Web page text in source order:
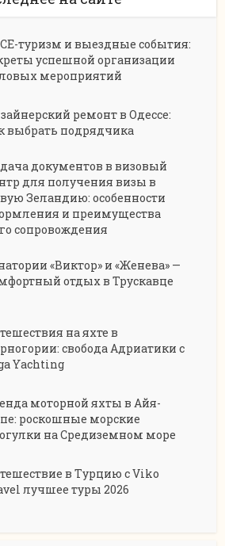
туризм и выездные события:
успешной организации
мероприятий
ремонт в Одессе:
выбрать подрядчика
документов в визовый
для получения визы в
Зеландию: особенности
и преимущества
сопровождения
«Виктор» и «Женева» —
отдых в Трускавце
на яхте в
свобода Адриатики с
Yachting
моторной яхты в Айя-
роскошные морские
на Средиземном море
в Турцию с Viko
лучшее туры 2026